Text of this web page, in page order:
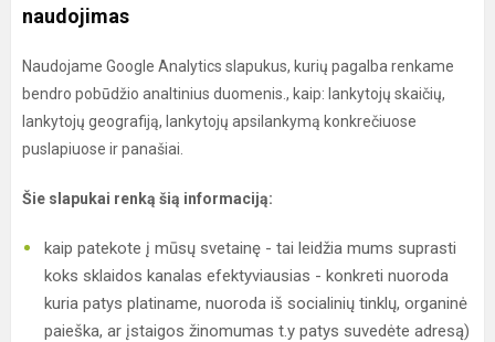
naudojimas
Naudojame Google Analytics slapukus, kurių pagalba renkame
bendro pobūdžio analtinius duomenis., kaip: lankytojų skaičių,
lankytojų geografiją, lankytojų apsilankymą konkrečiuose
puslapiuose ir panašiai.
Šie slapukai renką šią informaciją:
kaip patekote į mūsų svetainę - tai leidžia mums suprasti
koks sklaidos kanalas efektyviausias - konkreti nuoroda
kuria patys platiname, nuoroda iš socialinių tinklų, organinė
paieška, ar įstaigos žinomumas t.y patys suvedėte adresą)